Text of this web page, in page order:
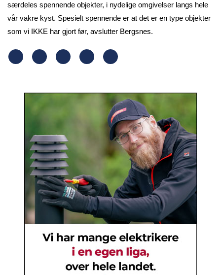
særdeles spennende objekter, i nydelige omgivelser langs hele
vår vakre kyst. Spesielt spennende er at det er en type objekter
som vi IKKE har gjort før, avslutter Bergsnes.